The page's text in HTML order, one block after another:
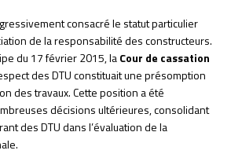
consacré le statut particulier
de la responsabilité des constructeurs.
du 17 février 2015, laCour de cassation
des DTU constituait une présomption
des travaux. Cette position a été
décisions ultérieures, consolidant
des DTU dans l’évaluation de la